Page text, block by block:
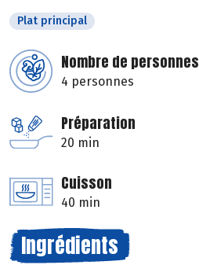
Plat principal
Nombre de personnes
4 personnes
Préparation
20 min
Cuisson
40 min
Ingrédients